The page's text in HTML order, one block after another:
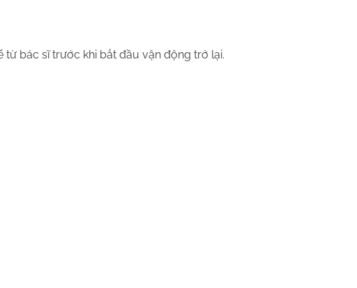
bác sĩ trước khi bắt đầu vận động trở lại.